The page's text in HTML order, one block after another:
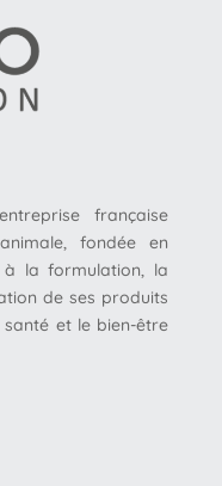
française
fondée en
à la formulation, la
de ses produits
et le bien-être